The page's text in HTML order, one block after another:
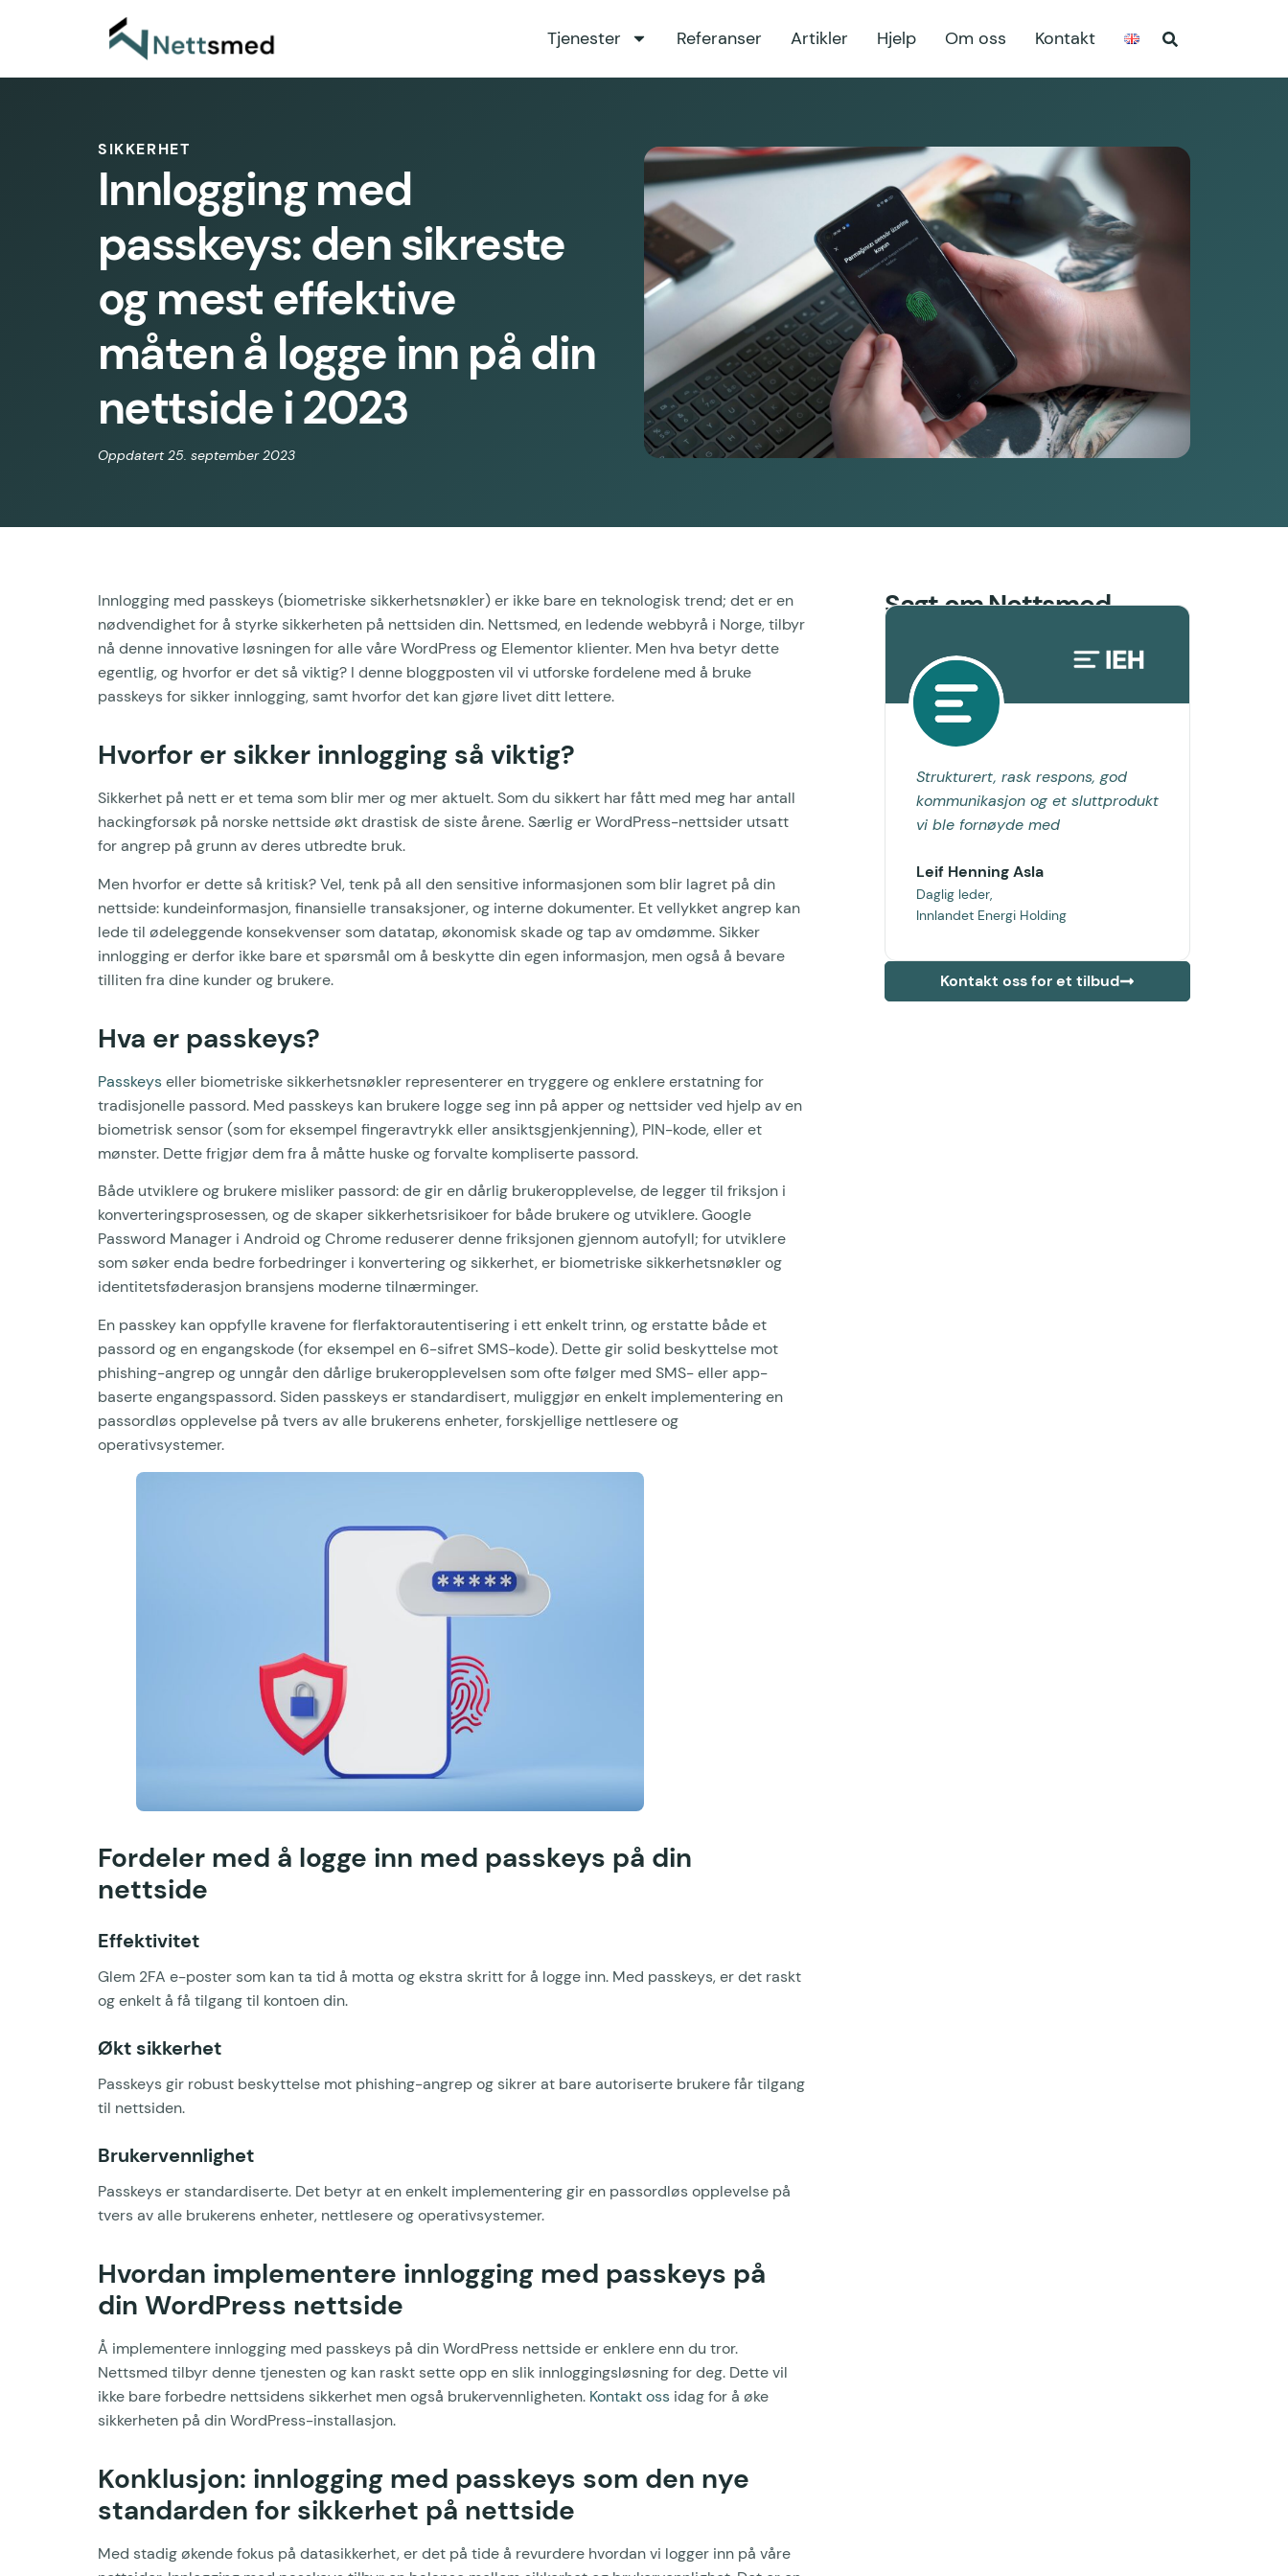
Tjenester Referanser Artikler Hjelp Om oss Kontakt
SIKKERHET
Innlogging med
passkeys: den sikreste
og mest effektive
måten å logge inn på din
nettside i 2023
Oppdatert 25. september 2023
Innlogging med passkeys (biometriske sikkerhetsnøkler) er ikke bare en teknologisk trend; det er en
nødvendighet for å styrke sikkerheten på nettsiden din. Nettsmed, en ledende webbyrå i Norge, tilbyr
nå denne innovative løsningen for alle våre WordPress og Elementor klienter. Men hva betyr dette
egentlig, og hvorfor er det så viktig? I denne bloggposten vil vi utforske fordelene med å bruke
passkeys for sikker innlogging, samt hvorfor det kan gjøre livet ditt lettere.
Hvorfor er sikker innlogging så viktig?
Sikkerhet på nett er et tema som blir mer og mer aktuelt. Som du sikkert har fått med meg har antall
hackingforsøk på norske nettside økt drastisk de siste årene. Særlig er WordPress-nettsider utsatt
for angrep på grunn av deres utbredte bruk.
Men hvorfor er dette så kritisk? Vel, tenk på all den sensitive informasjonen som blir lagret på din
nettside: kundeinformasjon, finansielle transaksjoner, og interne dokumenter. Et vellykket angrep kan
lede til ødeleggende konsekvenser som datatap, økonomisk skade og tap av omdømme. Sikker
innlogging er derfor ikke bare et spørsmål om å beskytte din egen informasjon, men også å bevare
tilliten fra dine kunder og brukere.
Hva er passkeys?
Passkeyseller biometriske sikkerhetsnøkler representerer en tryggere og enklere erstatning for
tradisjonelle passord. Med passkeys kan brukere logge seg inn på apper og nettsider ved hjelp av en
biometrisk sensor (som for eksempel fingeravtrykk eller ansiktsgjenkjenning), PIN-kode, eller et
mønster. Dette frigjør dem fra å måtte huske og forvalte kompliserte passord.
Både utviklere og brukere misliker passord: de gir en dårlig brukeropplevelse, de legger til friksjon i
konverteringsprosessen, og de skaper sikkerhetsrisikoer for både brukere og utviklere. Google
Password Manager i Android og Chrome reduserer denne friksjonen gjennom autofyll; for utviklere
som søker enda bedre forbedringer i konvertering og sikkerhet, er biometriske sikkerhetsnøkler og
identitetsføderasjon bransjens moderne tilnærminger.
En passkey kan oppfylle kravene for flerfaktorautentisering i ett enkelt trinn, og erstatte både et
passord og en engangskode (for eksempel en 6-sifret SMS-kode). Dette gir solid beskyttelse mot
phishing-angrep og unngår den dårlige brukeropplevelsen som ofte følger med SMS- eller app-
baserte engangspassord. Siden passkeys er standardisert, muliggjør en enkelt implementering en
passordløs opplevelse på tvers av alle brukerens enheter, forskjellige nettlesere og
operativsystemer.
Fordeler med å logge inn med passkeys på din
nettside
Effektivitet
Glem 2FA e-poster som kan ta tid å motta og ekstra skritt for å logge inn. Med passkeys, er det raskt
og enkelt å få tilgang til kontoen din.
Økt sikkerhet
Passkeys gir robust beskyttelse mot phishing-angrep og sikrer at bare autoriserte brukere får tilgang
til nettsiden.
Brukervennlighet
Passkeys er standardiserte. Det betyr at en enkelt implementering gir en passordløs opplevelse på
tvers av alle brukerens enheter, nettlesere og operativsystemer.
Hvordan implementere innlogging med passkeys på
din WordPress nettside
Å implementere innlogging med passkeys på din WordPress nettside er enklere enn du tror.
Nettsmed tilbyr denne tjenesten og kan raskt sette opp en slik innloggingsløsning for deg. Dette vil
ikke bare forbedre nettsidens sikkerhet men også brukervennligheten. Kontakt oss idag for å øke
sikkerheten på din WordPress-installasjon.
Konklusjon: innlogging med passkeys som den nye
standarden for sikkerhet på nettside
Med stadig økende fokus på datasikkerhet, er det på tide å revurdere hvordan vi logger inn på våre
Sagt om Nettsmed
Strukturert, rask respons, god
kommunikasjon og et sluttprodukt
vi ble fornøyde med
Leif Henning Asla
Daglig leder,
Innlandet Energi Holding
Kontakt oss for et tilbud